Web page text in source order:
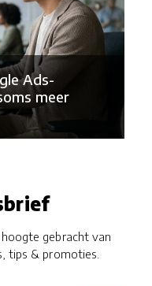
Ads-
meer
gebracht van
tips & promoties.